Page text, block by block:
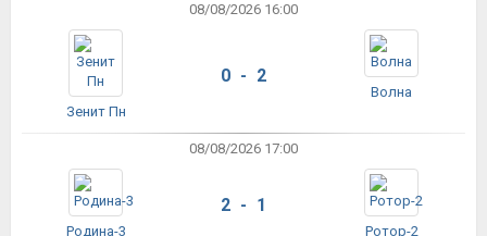
08/08/2026 16:00
Зенит Пн
0 - 2
Волна
08/08/2026 17:00
Родина-3
2 - 1
Ротор-2